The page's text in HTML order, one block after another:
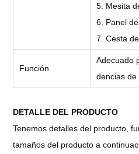
5. Mesita
6. Panel
7. Cesta
Función
Adecuado
dencias de
DETALLE DEL PRODUCTO
Tenemos detalles del producto,
tamaños del producto a